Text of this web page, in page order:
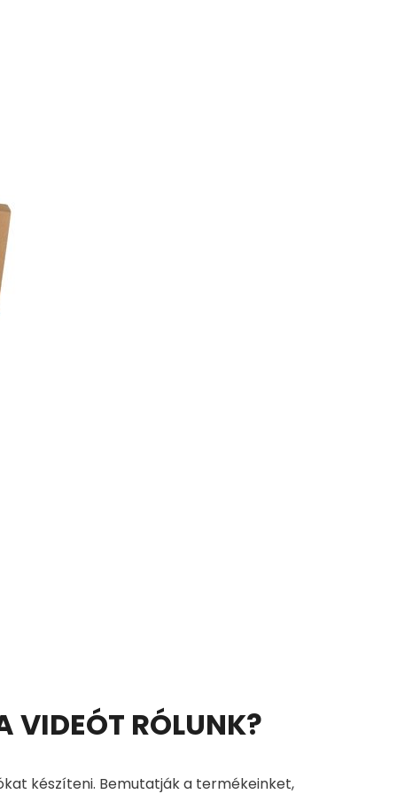
VIDEÓT RÓLUNK?
készíteni. Bemutatják a termékeinket,